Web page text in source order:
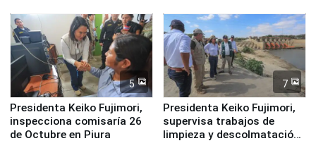
Derecho Colectivo"
5
Presidenta Keiko Fujimori,
inspecciona comisaría 26
de Octubre en Piura
7
Presidenta Keiko Fujimori,
supervisa trabajos de
limpieza y descolmatación